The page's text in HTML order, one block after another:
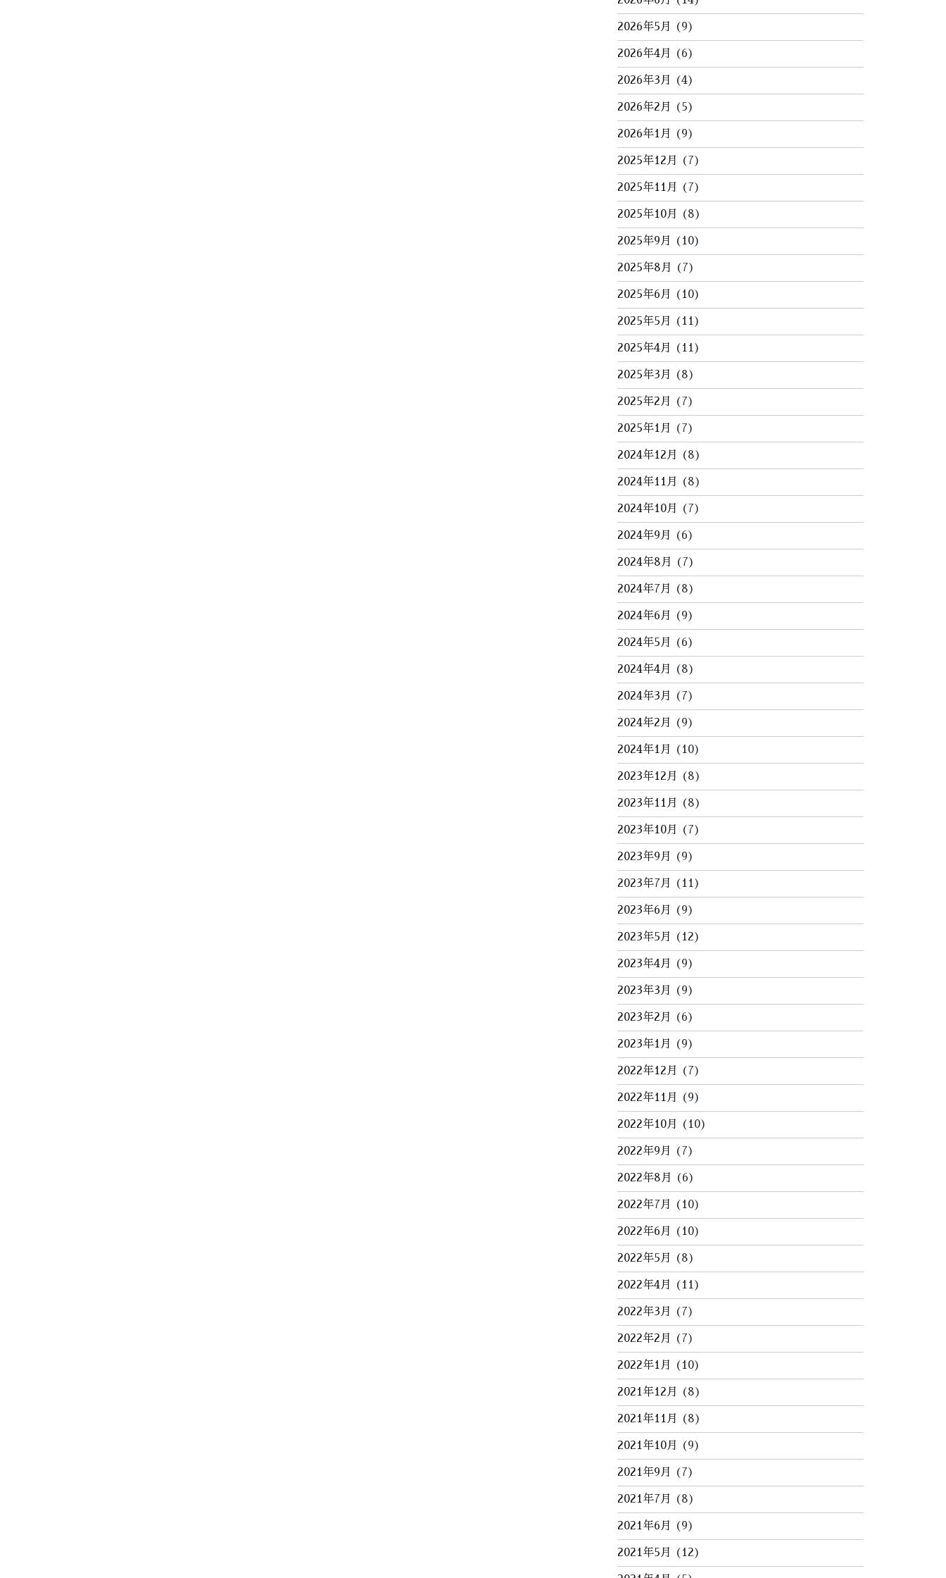
2026年5月 (9)
2026年4月 (6)
2026年3月 (4)
2026年2月 (5)
2026年1月 (9)
2025年12月 (7)
2025年11月 (7)
2025年10月 (8)
2025年9月 (10)
2025年8月 (7)
2025年6月 (10)
2025年5月 (11)
2025年4月 (11)
2025年3月 (8)
2025年2月 (7)
2025年1月 (7)
2024年12月 (8)
2024年11月 (8)
2024年10月 (7)
2024年9月 (6)
2024年8月 (7)
2024年7月 (8)
2024年6月 (9)
2024年5月 (6)
2024年4月 (8)
2024年3月 (7)
2024年2月 (9)
2024年1月 (10)
2023年12月 (8)
2023年11月 (8)
2023年10月 (7)
2023年9月 (9)
2023年7月 (11)
2023年6月 (9)
2023年5月 (12)
2023年4月 (9)
2023年3月 (9)
2023年2月 (6)
2023年1月 (9)
2022年12月 (7)
2022年11月 (9)
2022年10月 (10)
2022年9月 (7)
2022年8月 (6)
2022年7月 (10)
2022年6月 (10)
2022年5月 (8)
2022年4月 (11)
2022年3月 (7)
2022年2月 (7)
2022年1月 (10)
2021年12月 (8)
2021年11月 (8)
2021年10月 (9)
2021年9月 (7)
2021年7月 (8)
2021年6月 (9)
2021年5月 (12)